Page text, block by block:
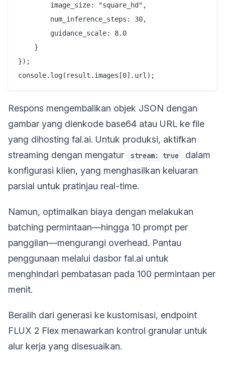
        image_size: "square_hd",
        num_inference_steps: 30,
        guidance_scale: 8.0
    }
});
Respons mengembalikan objek JSON dengan
gambar yang dienkode base64 atau URL ke file
yang dihosting fal.ai. Untuk produksi, aktifkan
streaming dengan mengatur
stream: true
dalam
konfigurasi klien, yang menghasilkan keluaran
parsial untuk pratinjau real-time.
Namun, optimalkan biaya dengan melakukan
batching permintaan—hingga 10 prompt per
panggilan—mengurangi overhead. Pantau
penggunaan melalui dasbor fal.ai untuk
menghindari pembatasan pada 100 permintaan per
menit.
Beralih dari generasi ke kustomisasi, endpoint
FLUX 2 Flex menawarkan kontrol granular untuk
alur kerja yang disesuaikan.